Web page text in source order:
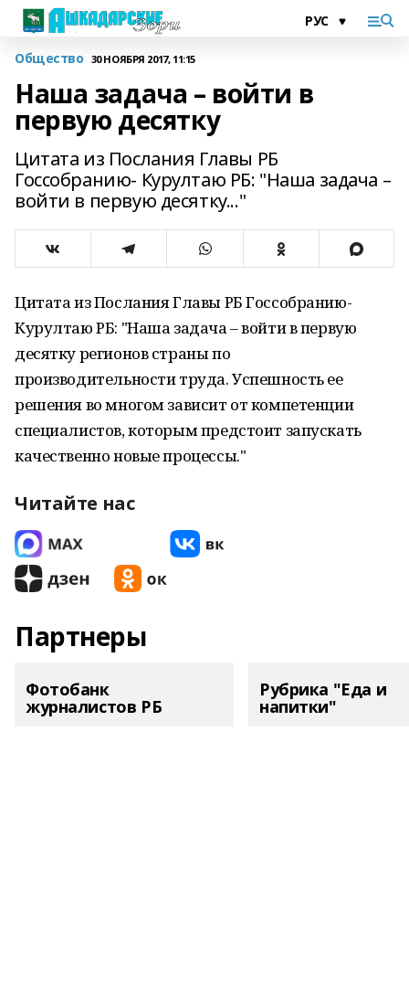
Общество 30 НОЯБРЯ 2017, 11:15
Наша задача – войти в
первую десятку
Цитата из Послания Главы РБ
Госсобранию- Курултаю РБ: "Наша задача –
войти в первую десятку..."
Цитата из Послания Главы РБ Госсобранию-
Курултаю РБ: "Наша задача – войти в первую
десятку регионов страны по
производительности труда. Успешность ее
решения во многом зависит от компетенции
специалистов, которым предстоит запускать
качественно новые процессы."
Читайте нас
Партнеры
Фотобанк
журналистов РБ
Рубрика "Еда и
напитки"